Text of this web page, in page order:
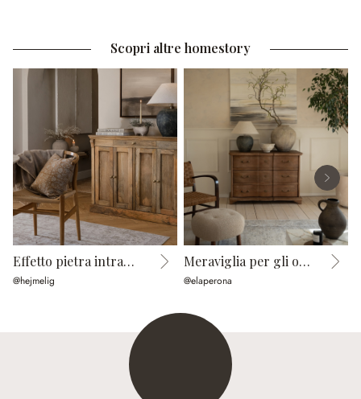
Scopri altre homestory
Effetto pietra intramontabile
@hejmelig
Meraviglia per gli occhi
@elaperona